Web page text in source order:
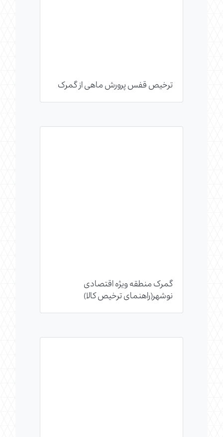
ترخیص قفس پرورش ماهی از گمرک
گمرک منطقه ویژه اقتصادی
نوشهر(راهنمای ترخیص کالا)